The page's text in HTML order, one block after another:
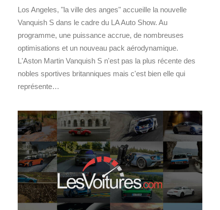
Los Angeles, "la ville des anges" accueille la nouvelle
Vanquish S dans le cadre du LA Auto Show. Au
programme, une puissance accrue, de nombreuses
optimisations et un nouveau pack aérodynamique.
L'Aston Martin Vanquish S n'est pas la plus récente des
nobles sportives britanniques mais c'est bien elle qui
représente…